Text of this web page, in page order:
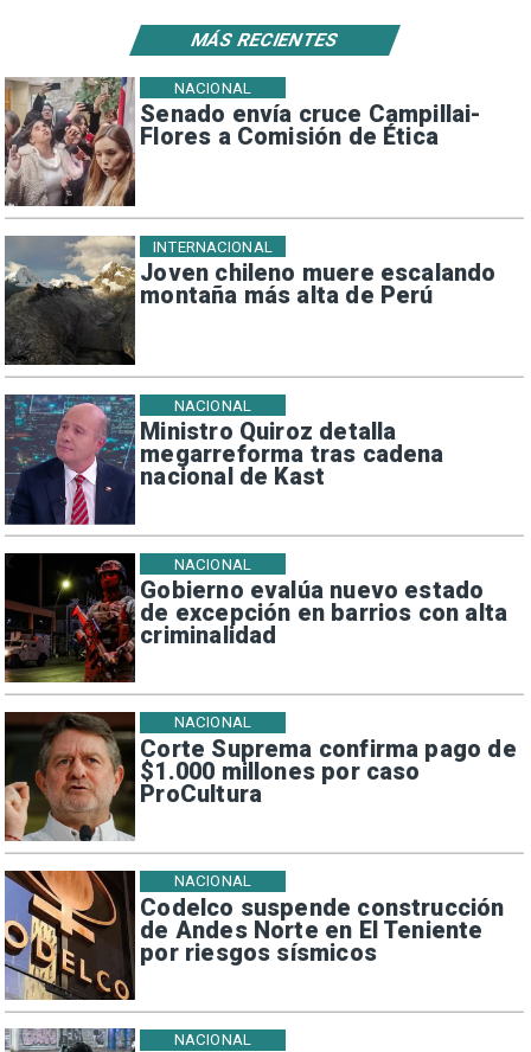
Senado envía cruce Campillai-
Flores a Comisión de Ética
NACIONAL
Joven chileno muere escalando
montaña más alta de Perú
INTERNACIONAL
Ministro Quiroz detalla
megarreforma tras cadena
nacional de Kast
NACIONAL
Gobierno evalúa nuevo estado
de excepción en barrios con alta
criminalidad
NACIONAL
Corte Suprema confirma pago de
$1.000 millones por caso
ProCultura
NACIONAL
Codelco suspende construcción
de Andes Norte en El Teniente
por riesgos sísmicos
NACIONAL
NACIONAL
MÁS RECIENTES